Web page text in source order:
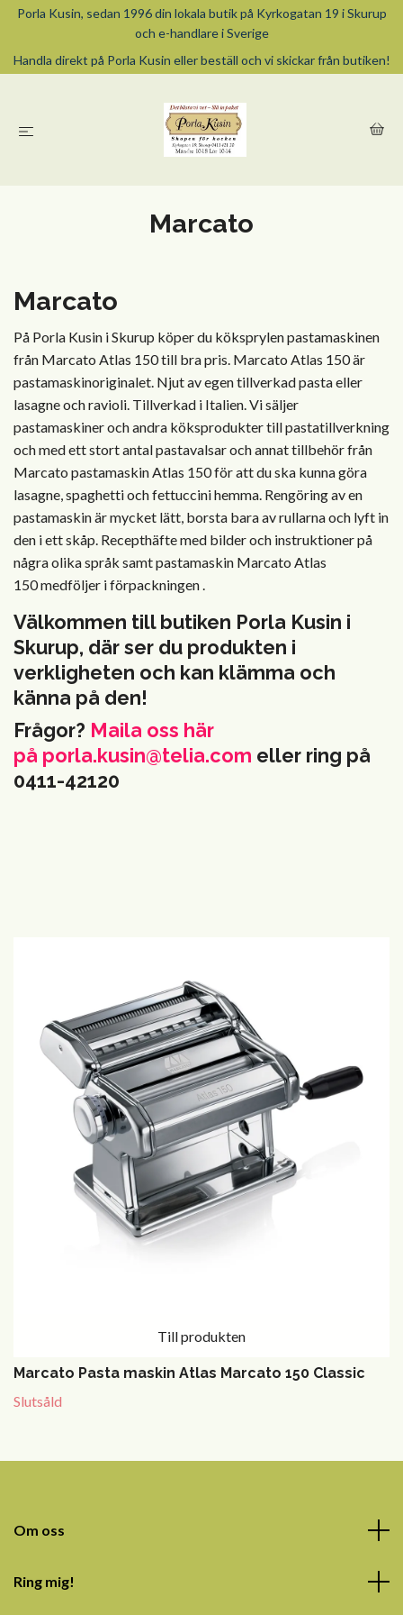
Porla Kusin, sedan 1996 din lokala butik på Kyrkogatan 19 i Skurup
och e-handlare i Sverige
Handla direkt på Porla Kusin eller beställ och vi skickar från butiken!
Marcato
Marcato
På Porla Kusin i Skurup köper du köksprylen pastamaskinen
från Marcato Atlas 150 till bra pris. Marcato Atlas 150 är
pastamaskinoriginalet. Njut av egen tillverkad pasta eller
lasagne och ravioli. Tillverkad i Italien. Vi säljer
pastamaskiner och andra köksprodukter till pastatillverkning
och med ett stort antal pastavalsar och annat tillbehör från
Marcato pastamaskin Atlas 150 för att du ska kunna göra
lasagne, spaghetti och fettuccini hemma. Rengöring av en
pastamaskin är mycket lätt, borsta bara av rullarna och lyft in
den i ett skåp. Recepthäfte med bilder och instruktioner på
några olika språk samt pastamaskin Marcato Atlas
150 medföljer i förpackningen .
Välkommen till butiken Porla Kusin i
Skurup, där ser du produkten i
verkligheten och kan klämma och
känna på den!
Frågor? Maila oss här
på porla.kusin@telia.com eller ring på
0411-42120
Till produkten
Marcato Pasta maskin Atlas Marcato 150 Classic
Slutsåld
Om oss
Ring mig!